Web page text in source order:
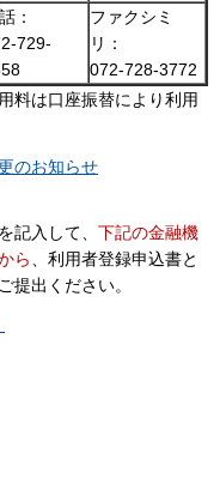
：
729-
ファクシミ
リ：
072-728-3772
料は口座振替により利用
のお知らせ
記入して、 下記の金融機
ら
、利用者登録申込書と
提出ください。